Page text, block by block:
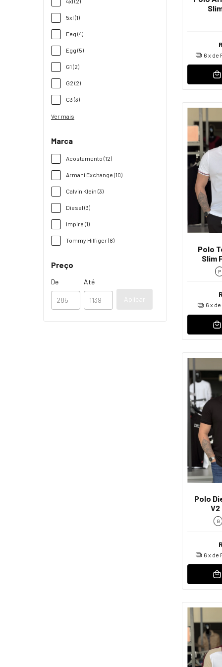
5xl (1)
Eeg (4)
Egg (5)
G1 (2)
G2 (2)
G3 (3)
Ver mais
Marca
Acostamento (12)
Armani Exchange (10)
Calvin Klein (3)
Diesel (3)
Impire (1)
Tommy Hilfiger (8)
Preço
De Até
Aplicar
6 x de
Polo
Slim
P
6 x de
Polo
V2
G
6 x de